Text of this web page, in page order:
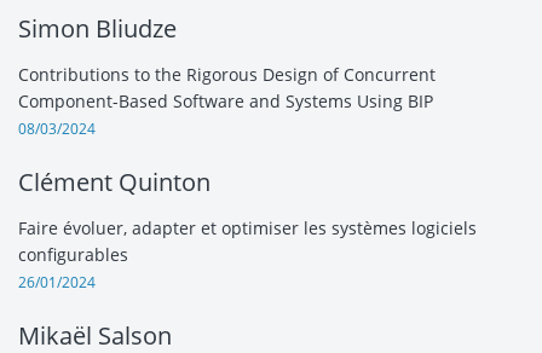
Simon Bliudze
Contributions to the Rigorous Design of Concurrent
Component-Based Software and Systems Using BIP
08/03/2024
Clément Quinton
Faire évoluer, adapter et optimiser les systèmes logiciels
configurables
26/01/2024
Mikaël Salson